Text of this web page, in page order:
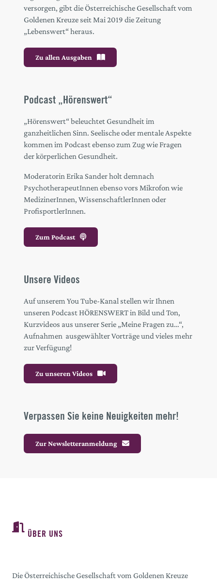
versorgen, gibt die Österreichische Gesellschaft vom
Goldenen Kreuze seit Mai 2019 die Zeitung
„Lebenswert“ heraus.
Zu allen Ausgaben
Podcast „Hörenswert“
„Hörenswert“ beleuchtet Gesundheit im
ganzheitlichen Sinn. Seelische oder mentale Aspekte
kommen im Podcast ebenso zum Zug wie Fragen
der körperlichen Gesundheit.
Moderatorin Erika Sander holt demnach
PsychotherapeutInnen ebenso vors Mikrofon wie
MedizinerInnen, WissenschaftlerInnen oder
ProfisportlerInnen.
Zum Podcast
Unsere Videos
Auf unserem You Tube-Kanal stellen wir Ihnen
unseren Podcast HÖRENSWERT in Bild und Ton,
Kurzvideos aus unserer Serie „Meine Fragen zu…“,
Aufnahmen ausgewählter Vorträge und vieles mehr
zur Verfügung!
Zu unseren Videos
Verpassen Sie keine Neuigkeiten mehr!
Zur Newsletteranmeldung
ÜBER UNS
Die Österreichische Gesellschaft vom Goldenen Kreuze